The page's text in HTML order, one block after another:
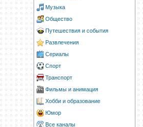
Музыка
Общество
Путешествия и события
Развлечения
Сериалы
Спорт
Транспорт
Фильмы и анимация
Хобби и образование
Юмор
Все каналы